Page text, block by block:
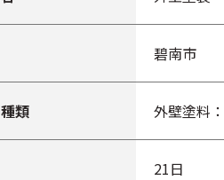
碧南市
類 外壁塗料
21日